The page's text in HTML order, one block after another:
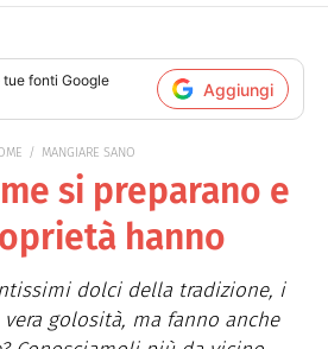
tue fonti Google
Aggiungi
MANGIARE SANO
si preparano e
hanno
dolci della tradizione, i
golosità, ma fanno anche